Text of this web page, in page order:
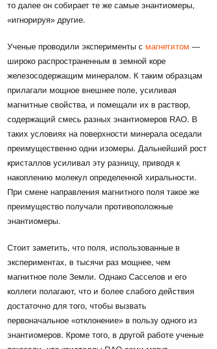
то далее он собирает те же самые энантиомеры,
«игнорируя» другие.
Ученые проводили эксперименты с магнетитом —
широко распространенным в земной коре
железосодержащим минералом. К таким образцам
прилагали мощное внешнее поле, усиливая
магнитные свойства, и помещали их в раствор,
содержащий смесь разных энантиомеров RAO. В
таких условиях на поверхности минерала оседали
преимущественно одни изомеры. Дальнейший рост
кристаллов усиливал эту разницу, приводя к
накоплению молекул определенной хиральности.
При смене направления магнитного поля такое же
преимущество получали противоположные
энантиомеры.
Стоит заметить, что поля, использованные в
экспериментах, в тысячи раз мощнее, чем
магнитное поле Земли. Однако Сасселов и его
коллеги полагают, что и более слабого действия
достаточно для того, чтобы вызвать
первоначальное «отклонение» в пользу одного из
энантиомеров. Кроме того, в другой работе ученые